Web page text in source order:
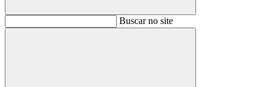
BuscarBuscar no site